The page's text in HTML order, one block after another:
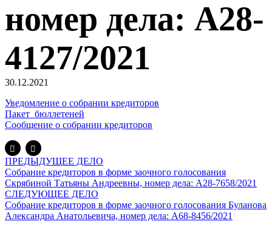
номер дела: А28-
4127/2021
30.12.2021
Уведомление о собрании кредиторов
Пакет_бюллетеней
Сообщение о собрании кредиторов
ПРЕДЫДУЩЕЕ ДЕЛО
Собрание кредиторов в форме заочного голосования
Скрябиной Татьяны Андреевны, номер дела: А28-7658/2021
СЛЕДУЮЩЕЕ ДЕЛО
Собрание кредиторов в форме заочного голосования Буланова
Александра Анатольевича, номер дела: А68-8456/2021